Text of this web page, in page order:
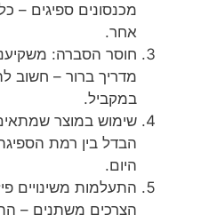
מכנסונים ספיגים –
אחר.
חוסר הסברה:
מדריך ברור – חשוב
במקביל.
שימוש במוצר
הבדל בין רמת
היום.
התעלמות משינויים
הצרכים משתנים –